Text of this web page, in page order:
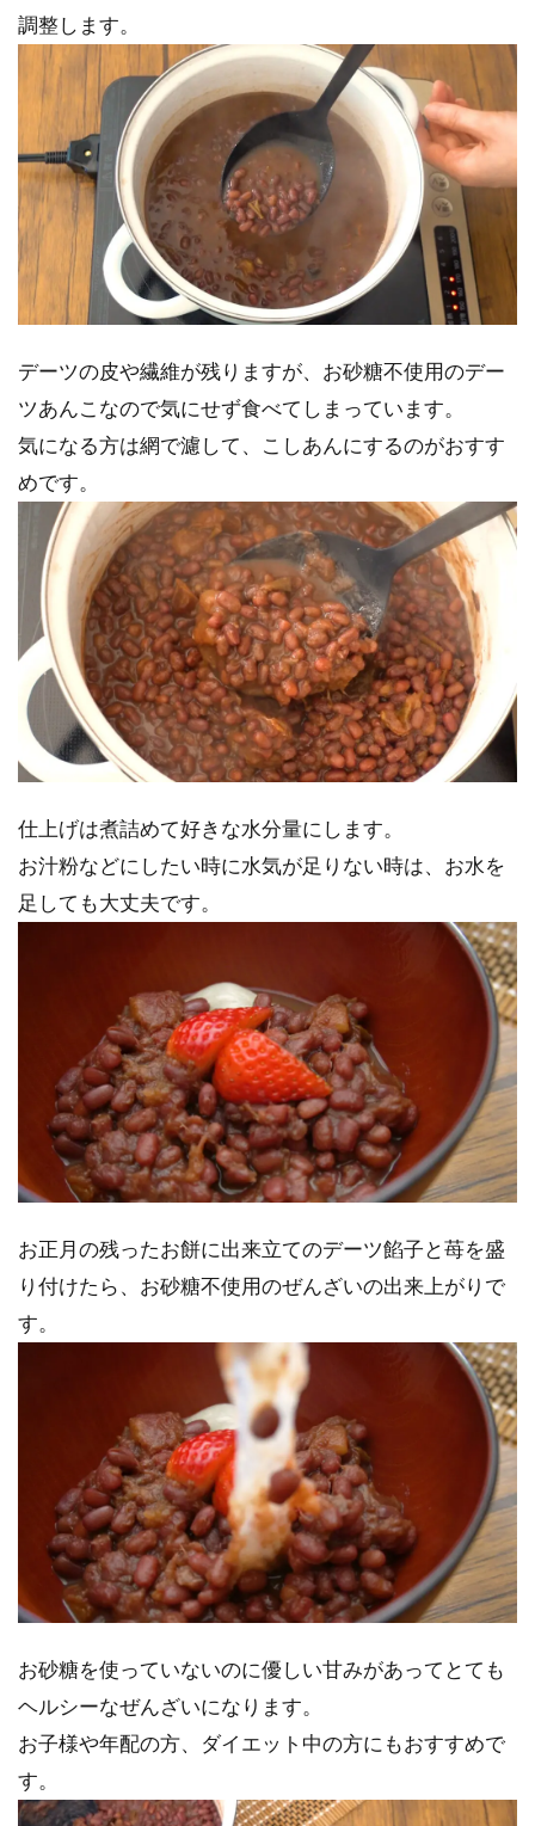
調整します。
デーツの皮や繊維が残りますが、お砂糖不使用のデー
ツあんこなので気にせず食べてしまっています。
気になる方は網で濾して、こしあんにするのがおすす
めです。
仕上げは煮詰めて好きな水分量にします。
お汁粉などにしたい時に水気が足りない時は、お水を
足しても大丈夫です。
お正月の残ったお餅に出来立てのデーツ餡子と苺を盛
り付けたら、お砂糖不使用のぜんざいの出来上がりで
す。
お砂糖を使っていないのに優しい甘みがあってとても
ヘルシーなぜんざいになります。
お子様や年配の方、ダイエット中の方にもおすすめで
す。